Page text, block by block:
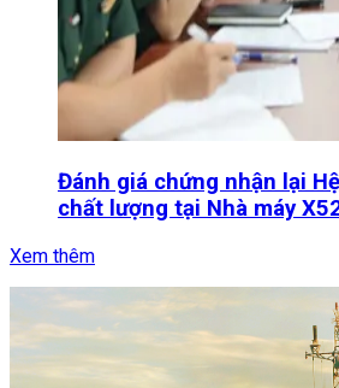
Đánh giá chứng nhận lại
chất lượng tại Nhà máy
Xem thêm